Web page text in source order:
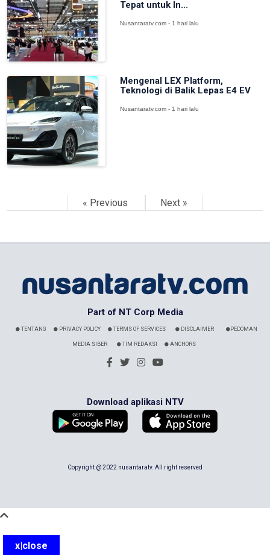
Tepat untuk In...
Nusantaratv.com - 1 hari lalu
Mengenal LEX Platform,
Teknologi di Balik Lepas E4 EV
Nusantaratv.com - 1 hari lalu
« Previous Next »
Part of NT Corp Media
TENTANG PRIVACY POLICY TERMS OF SERVICES DISCLAIMER PEDOMAN
MEDIA SIBER TIM REDAKSI ANCHORS
Download aplikasi NTV
Copyright @ 2022 nusantaratv. All right reserved
x|close